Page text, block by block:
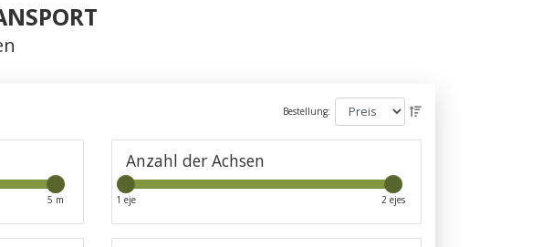
Bestellung:
5 m
Anzahl der Achsen
1 eje 2 ejes